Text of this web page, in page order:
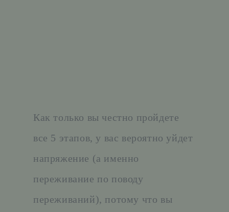
Как только вы честно пройдете
все 5 этапов, у вас вероятно уйдет
напряжение (а именно
переживание по поводу
переживаний), потому что вы